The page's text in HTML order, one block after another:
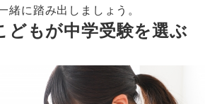
緒に踏み出しましょう。
どもが中学受験を選ぶ